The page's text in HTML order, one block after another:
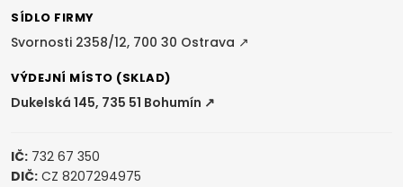
SÍDLO FIRMY
Svornosti 2358/12, 700 30 Ostrava ↗
VÝDEJNÍ MÍSTO (SKLAD)
Dukelská 145, 735 51 Bohumín ↗
IČ: 732 67 350
DIČ: CZ 8207294975